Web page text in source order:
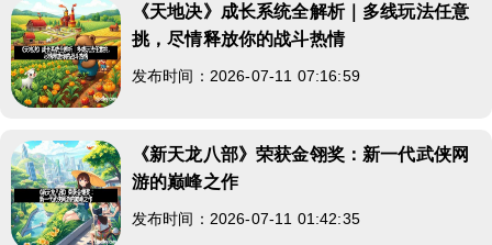
《天地决》成长系统全解析｜多线玩法任意
挑，尽情释放你的战斗热情
发布时间：2026-07-11 07:16:59
《新天龙八部》荣获金翎奖：新一代武侠网
游的巅峰之作
发布时间：2026-07-11 01:42:35